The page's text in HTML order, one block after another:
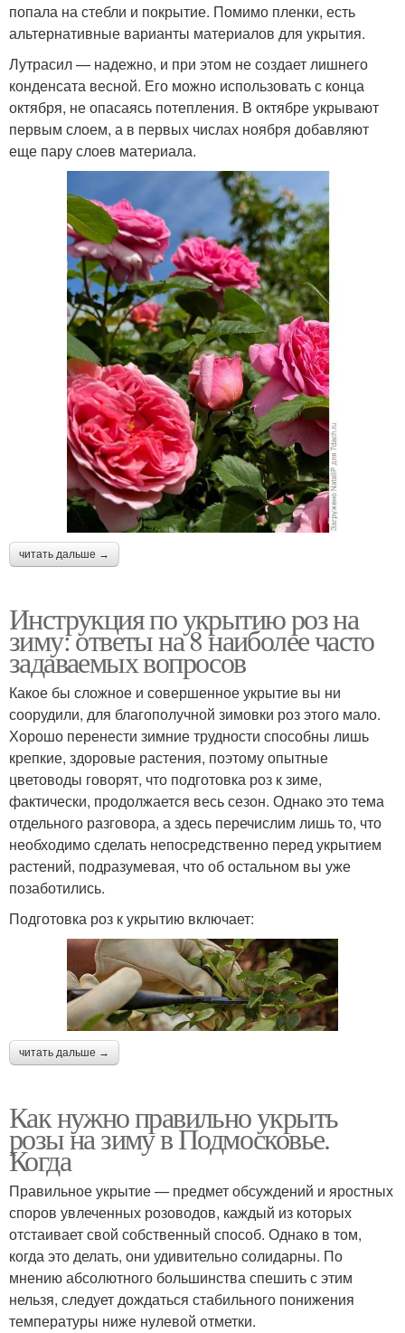
попала на стебли и покрытие. Помимо пленки, есть
альтернативные варианты материалов для укрытия.
Лутрасил — надежно, и при этом не создает лишнего
конденсата весной. Его можно использовать с конца
октября, не опасаясь потепления. В октябре укрывают
первым слоем, а в первых числах ноября добавляют
еще пару слоев материала.
читать дальше →
Инструкция по укрытию роз на
зиму: ответы на 8 наиболее часто
задаваемых вопросов
Какое бы сложное и совершенное укрытие вы ни
соорудили, для благополучной зимовки роз этого мало.
Хорошо перенести зимние трудности способны лишь
крепкие, здоровые растения, поэтому опытные
цветоводы говорят, что подготовка роз к зиме,
фактически, продолжается весь сезон. Однако это тема
отдельного разговора, а здесь перечислим лишь то, что
необходимо сделать непосредственно перед укрытием
растений, подразумевая, что об остальном вы уже
позаботились.
Подготовка роз к укрытию включает:
читать дальше →
Как нужно правильно укрыть
розы на зиму в Подмосковье.
Когда
Правильное укрытие — предмет обсуждений и яростных
споров увлеченных розоводов, каждый из которых
отстаивает свой собственный способ. Однако в том,
когда это делать, они удивительно солидарны. По
мнению абсолютного большинства спешить с этим
нельзя, следует дождаться стабильного понижения
температуры ниже нулевой отметки.